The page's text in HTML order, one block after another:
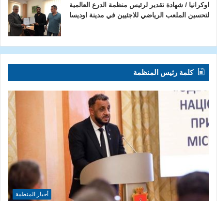
اوكرانيا / شهادة تقدير لرئيس منظمة الدرع العالمية
لتحسين الملعب الرياضي للاجئيين في مدينة اوديسا
كلمة رئيس المنظمة
أخبار المنظمة